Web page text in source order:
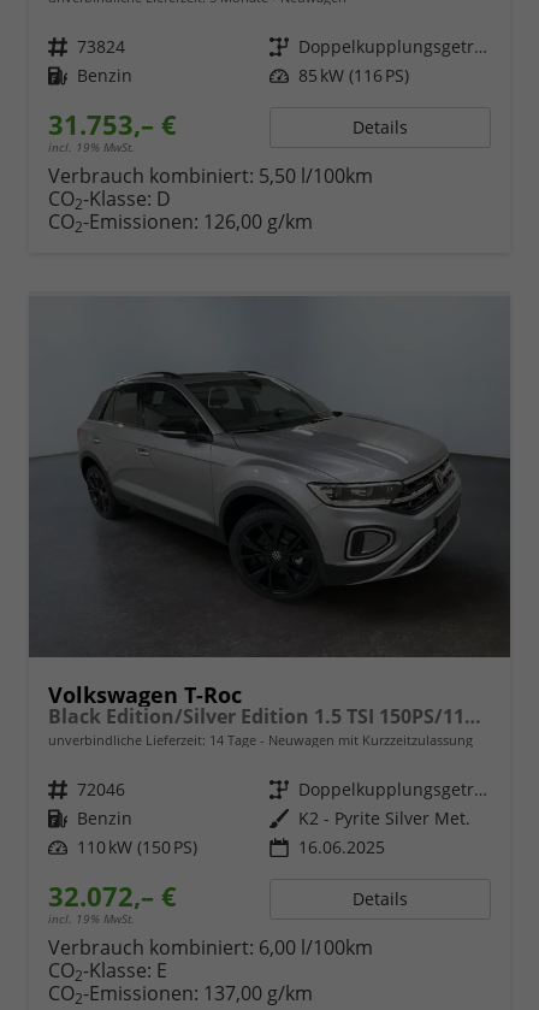
Fahrzeugnr. 73824 Getriebe
Doppelkupplungsgetriebe (DSG)
Kraftstoff Benzin Leistung 85 kW (116 PS)
31.753,– €
incl. 19% MwSt.
Details
Verbrauch kombiniert: 5,50 l/100km
CO2-Klasse: D
CO2-Emissionen: 126,00 g/km
Volkswagen T-Roc
Black Edition/Silver Edition 1.5 TSI 150PS/110kW DSG 2025 +Black Paket+19"ALU+MATRIX+PANO
unverbindliche Lieferzeit: 14 Tage Neuwagen mit Kurzzeitzulassung
Fahrzeugnr. 72046 Getriebe
Doppelkupplungsgetriebe (DSG)
Kraftstoff Benzin Außenfarbe K2 - Pyrite Silver Met.
Leistung 110 kW (150 PS) 16.06.2025
32.072,– €
incl. 19% MwSt.
Details
Verbrauch kombiniert: 6,00 l/100km
CO2-Klasse: E
CO2-Emissionen: 137,00 g/km